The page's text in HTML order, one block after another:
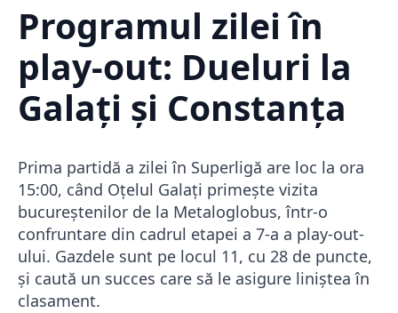
Programul zilei în
play-out: Dueluri la
Galați și Constanța
Prima partidă a zilei în Superligă are loc la ora
15:00, când Oțelul Galați primește vizita
bucureștenilor de la Metaloglobus, într-o
confruntare din cadrul etapei a 7-a a play-out-
ului. Gazdele sunt pe locul 11, cu 28 de puncte,
și caută un succes care să le asigure liniștea în
clasament.